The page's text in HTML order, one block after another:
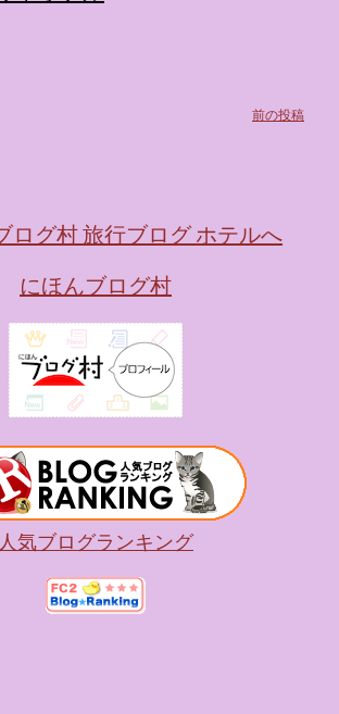
前の投稿
にほんブログ村
人気ブログランキング